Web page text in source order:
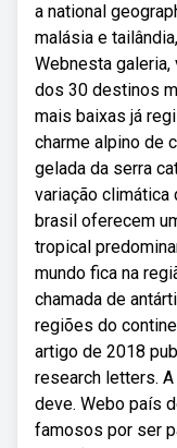
a national
malásia e
Webnesta galeria,
dos 30 destinos
mais baixas já
charme alpino de
gelada da serra
variação
brasil oferecem
tropical
mundo fica na
chamada de
regiões do
artigo de 2018
research letters.
deve. Webo país
famosos por ser